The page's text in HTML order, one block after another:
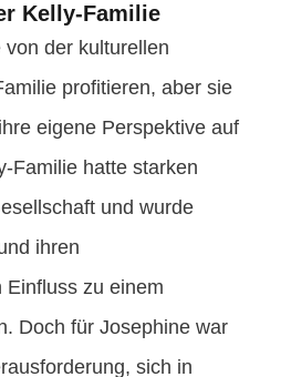
Kelly-Familie
der kulturellen
profitieren, aber sie
eigene Perspektive auf
Familie hatte starken
und wurde
ihren
zu einem
Doch für Josephine war
sich in